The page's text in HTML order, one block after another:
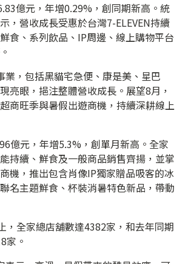
億元，年增0.29%，創同期新高。統
，營收成長受惠於台灣7-ELEVEN持續
食、系列飲品、IP周邊、線上購物平台
業，包括黑貓宅急便、康是美、星巴
亮眼，挹注整體營收成長。展望8月，
商旺季與暑假出遊商機，持續深耕線上
億元，年增5.3%，創單月新高。全家
持續、鮮食及一般商品銷售齊揚，並掌
機，推出包含肖像IP獨家贈品吸客的冰
名主題鮮食、杯裝消暑特色新品，帶動
，全家總店舖數達4382家，和去年同期
家。